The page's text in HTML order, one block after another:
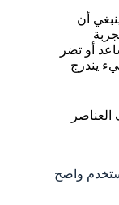
أن
أو تضر
يندرج
واضح